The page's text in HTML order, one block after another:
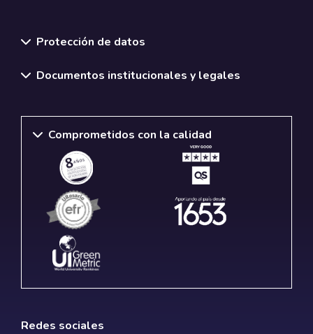
Protección de datos
Documentos institucionales y legales
Comprometidos con la calidad
Redes sociales